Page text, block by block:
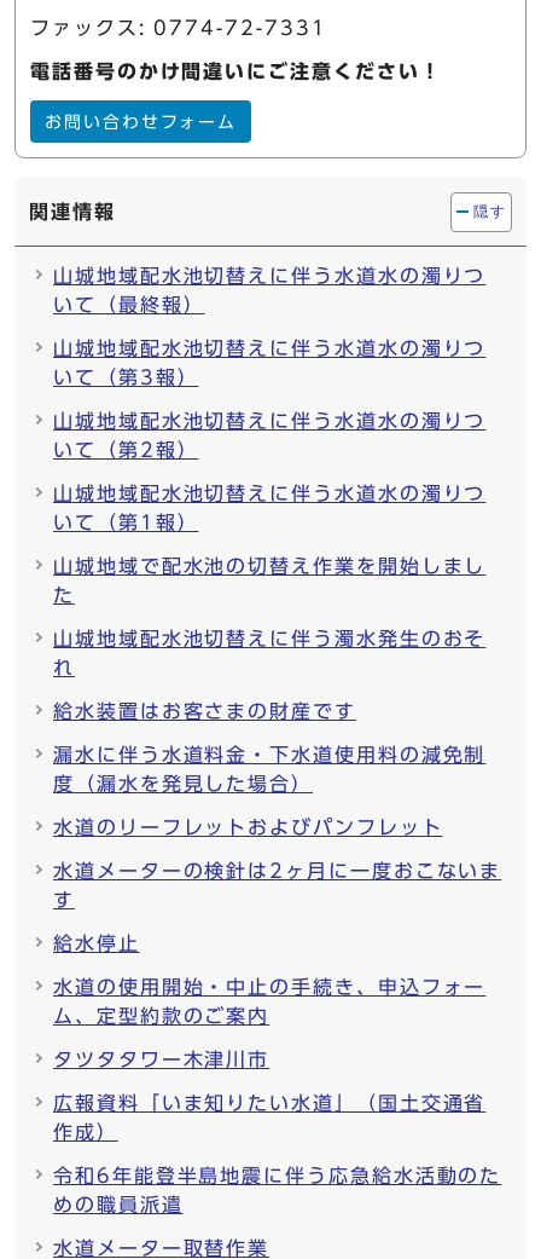
ファックス: 0774-72-7331
電話番号のかけ間違いにご注意ください！
お問い合わせフォーム
関連情報 隠す
山城地域配水池切替えに伴う水道水の濁りつ
いて（最終報）
山城地域配水池切替えに伴う水道水の濁りつ
いて（第3報）
山城地域配水池切替えに伴う水道水の濁りつ
いて（第2報）
山城地域配水池切替えに伴う水道水の濁りつ
いて（第1報）
山城地域で配水池の切替え作業を開始しまし
た
山城地域配水池切替えに伴う濁水発生のおそ
れ
給水装置はお客さまの財産です
漏水に伴う水道料金・下水道使用料の減免制
度（漏水を発見した場合）
水道のリーフレットおよびパンフレット
水道メーターの検針は2ヶ月に一度おこないま
す
給水停止
水道の使用開始・中止の手続き、申込フォー
ム、定型約款のご案内
タツタタワー木津川市
広報資料「いま知りたい水道」（国土交通省
作成）
令和6年能登半島地震に伴う応急給水活動のた
めの職員派遣
水道メーター取替作業